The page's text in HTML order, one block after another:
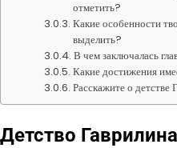
отметить?
Какие особенности
выделить?
В чем заключалась
Какие достижения
Расскажите о детстве
Детство